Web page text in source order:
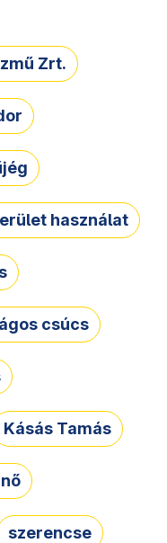
Zrt.
használat
csúcs
Kásás Tamás
szerencse